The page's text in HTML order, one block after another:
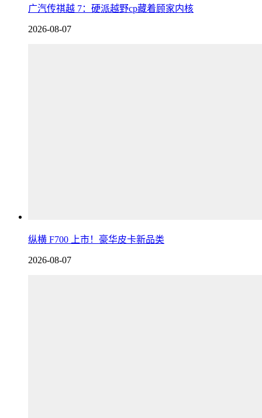
广汽传祺越 7：硬派越野cp藏着顾家内核
2026-08-07
纵横 F700 上市！豪华皮卡新品类
2026-08-07